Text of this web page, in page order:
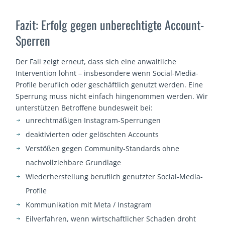
Fazit: Erfolg gegen unberechtigte Account-
Sperren
Der Fall zeigt erneut, dass sich eine anwaltliche
Intervention lohnt – insbesondere wenn Social-Media-
Profile beruflich oder geschäftlich genutzt werden. Eine
Sperrung muss nicht einfach hingenommen werden. Wir
unterstützen Betroffene bundesweit bei:
unrechtmäßigen Instagram-Sperrungen
deaktivierten oder gelöschten Accounts
Verstößen gegen Community-Standards ohne
nachvollziehbare Grundlage
Wiederherstellung beruflich genutzter Social-Media-
Profile
Kommunikation mit Meta / Instagram
Eilverfahren, wenn wirtschaftlicher Schaden droht